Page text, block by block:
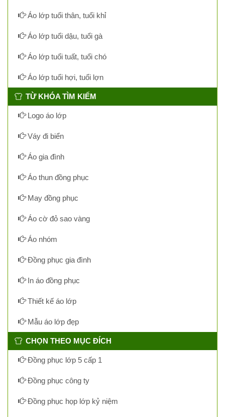
Áo lớp tuổi thân, tuổi khỉ
Áo lớp tuổi dậu, tuổi gà
Áo lớp tuổi tuất, tuổi chó
Áo lớp tuổi hợi, tuổi lợn
TỪ KHÓA TÌM KIẾM
Logo áo lớp
Váy đi biển
Áo gia đình
Áo thun đồng phục
May đồng phục
Áo cờ đỏ sao vàng
Áo nhóm
Đồng phục gia đình
In áo đồng phục
Thiết kế áo lớp
Mẫu áo lớp đẹp
CHỌN THEO MỤC ĐÍCH
Đồng phục lớp 5 cấp 1
Đồng phục công ty
Đồng phục họp lớp kỷ niệm